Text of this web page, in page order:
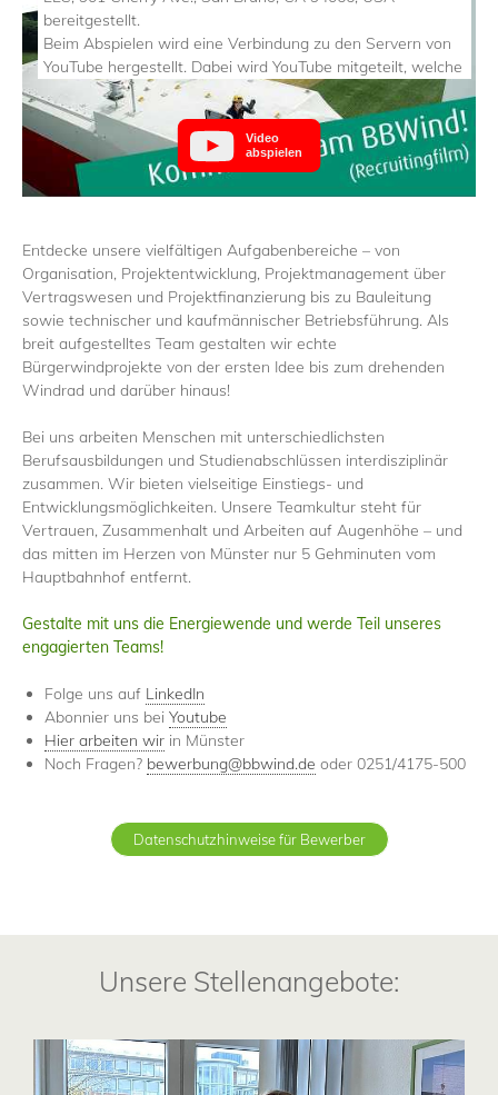
bereitgestellt.
Beim Abspielen wird eine Verbindung zu den Servern von
YouTube hergestellt. Dabei wird YouTube mitgeteilt, welche
Seiten Sie besuchen. Wenn Sie in Ihrem YouTube-Account
eingeloggt sind, kann YouTube Ihr Surfverhalten Ihnen
persönlich zuzuordnen. Dies verhindern Sie, indem Sie sich
vorher aus Ihrem YouTube-Account ausloggen.
Wird ein YouTube-Video gestartet, setzt der Anbieter
sammeln.
Wer das Speichern von Cookies für das Google-Ads-
Programm deaktiviert hat, wird auch beim Anschauen von
YouTube-Videos mit keinen solchen Cookies rechnen
müssen. YouTube legt aber auch in anderen Cookies nicht-
personenbezogene Nutzungsinformationen ab. Möchten
Sie dies verhindern, so müssen Sie das Speichern von
Weitere Informationen zum Datenschutz bei „YouTube“
finden Sie in der Datenschutzerklärung des Anbieters
unter:https://www.google.de/intl/de/policies/privacy/
Video
abspielen
Entdecke unsere vielfältigen Aufgabenbereiche – von
Organisation, Projektentwicklung, Projektmanagement über
Vertragswesen und Projektfinanzierung bis zu Bauleitung
sowie technischer und kaufmännischer Betriebsführung. Als
breit aufgestelltes Team gestalten wir echte
Bürgerwindprojekte von der ersten Idee bis zum drehenden
Windrad und darüber hinaus!
Bei uns arbeiten Menschen mit unterschiedlichsten
Berufsausbildungen und Studienabschlüssen interdisziplinär
zusammen. Wir bieten vielseitige Einstiegs- und
Entwicklungsmöglichkeiten. Unsere Teamkultur steht für
Vertrauen, Zusammenhalt und Arbeiten auf Augenhöhe – und
das mitten im Herzen von Münster nur 5 Gehminuten vom
Hauptbahnhof entfernt.
Gestalte mit uns die Energiewende und werde Teil unseres
engagierten Teams!
Folge uns auf LinkedIn
Abonnier uns bei Youtube
Hier arbeiten wir in Münster
Noch Fragen? bewerbung@bbwind.de oder 0251/4175-500
Datenschutzhinweise für Bewerber
Unsere Stellenangebote: